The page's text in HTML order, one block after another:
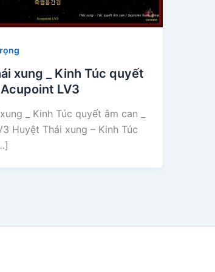
xung _ Kinh Túc quyết
LV3
_ Kinh Túc quyết âm can _
Huyệt Thái xung – Kinh Túc